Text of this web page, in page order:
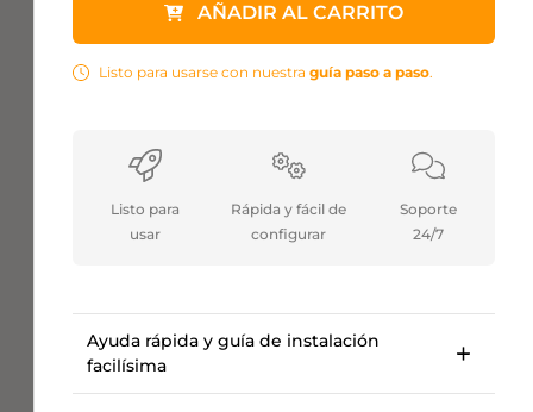
AÑADIR AL CARRITO
Listo para usarse con nuestra guía paso a paso.
Listo para
usar
Rápida y fácil de
configurar
Soporte
24/7
Ayuda rápida y guía de instalación
facilísima
Guía de configuración paso a paso para